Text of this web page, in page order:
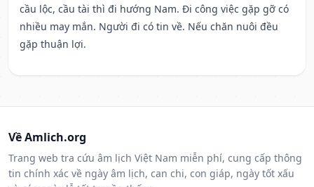
cầu lộc, cầu tài thì đi hướng Nam. Đi công việc gặp gỡ có
nhiều may mắn. Người đi có tin về. Nếu chăn nuôi đều
gặp thuận lợi.
Về Amlich.org
Trang web tra cứu âm lịch Việt Nam miễn phí, cung cấp thông
tin chính xác về ngày âm lịch, can chi, con giáp, ngày tốt xấu